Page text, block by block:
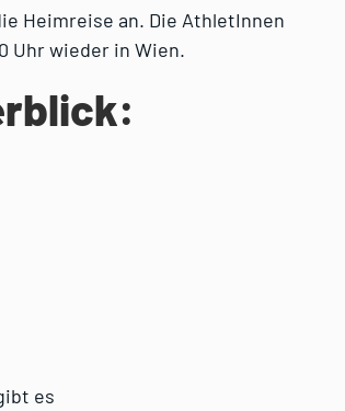
Heimreise an. Die AthletInnen
Uhr wieder in Wien.
es